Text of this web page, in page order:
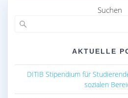
o
Suchen
AKTUELLE
DITIB Stipendium für
sozialen